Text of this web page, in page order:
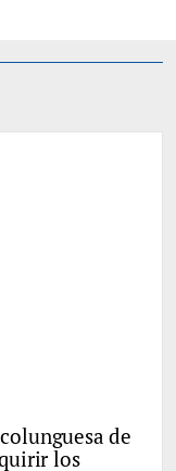
de
los